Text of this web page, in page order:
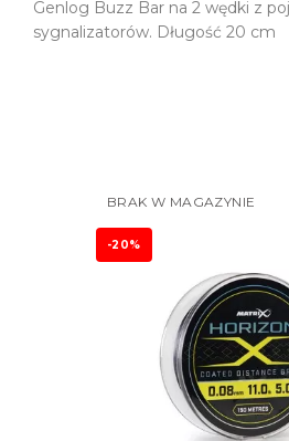
Genlog Buzz Bar na 2 wędki z
sygnalizatorów. Długość 20 cm
BRAK W MAGAZYNIE
-20%